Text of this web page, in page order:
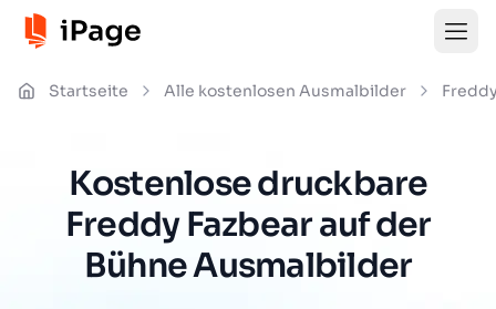
Startseite Alle kostenlosen Ausmalbilder
Kostenlose druckbare
Freddy Fazbear auf der
Bühne Ausmalbilder